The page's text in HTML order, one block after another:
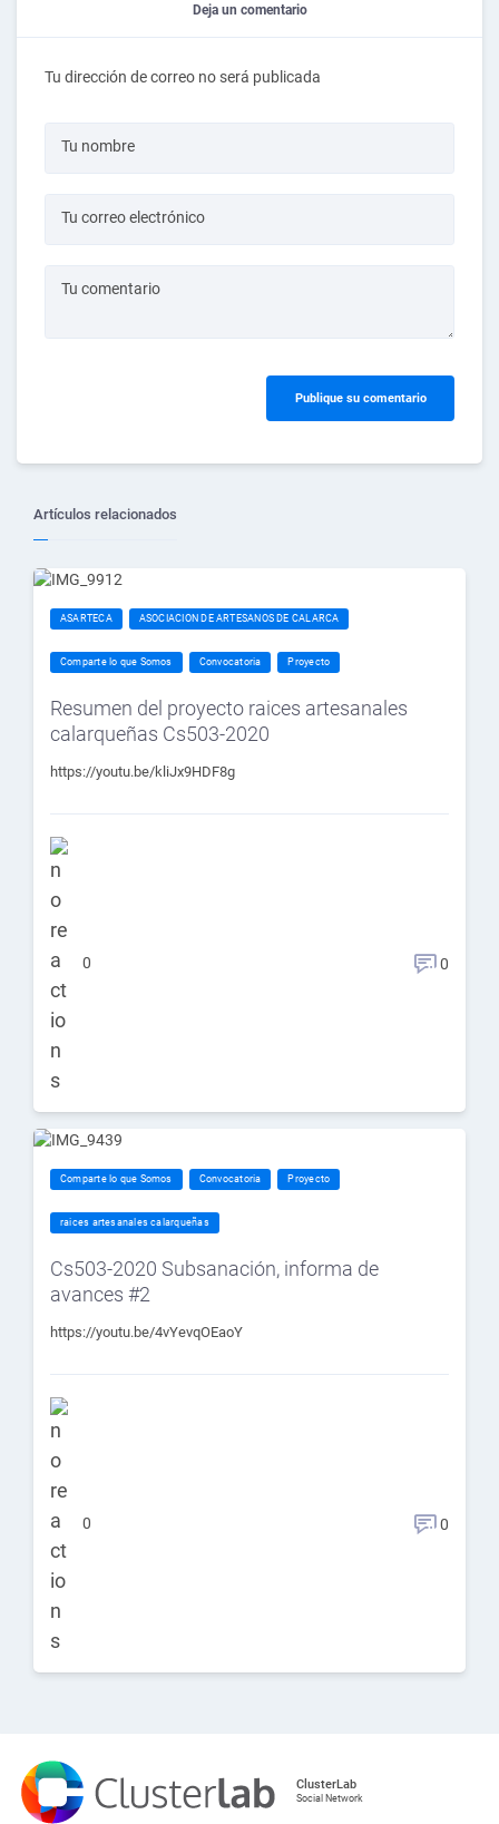
Deja un comentario
Tu dirección de correo no será publicada
Tu nombre
Tu correo electrónico
Tu comentario
Publique su comentario
Artículos relacionados
ASARTECA ASOCIACION DE ARTESANOS DE CALARCA
Comparte lo que Somos Convocatoria Proyecto
Resumen del proyecto raices artesanales
calarqueñas Cs503-2020
https://youtu.be/kliJx9HDF8g
0 0
Comparte lo que Somos Convocatoria Proyecto
raices artesanales calarqueñas
Cs503-2020 Subsanación, informa de
avances #2
https://youtu.be/4vYevqOEaoY
0 0
ClusterLab
Social Network